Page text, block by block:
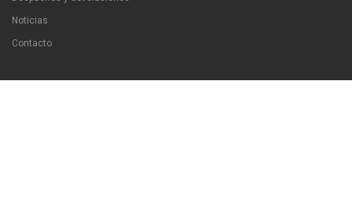
Noticias
Contacto
Contáctanos